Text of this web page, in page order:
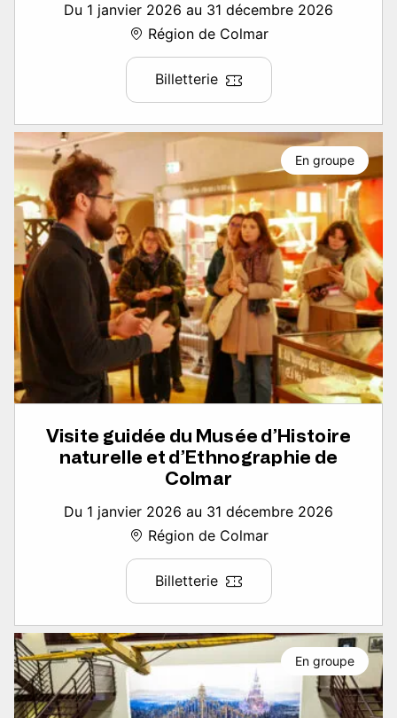
Du 1 janvier 2026 au 31 décembre 2026
Région de Colmar
Billetterie
Visite guidée du Musée d’Histoire
naturelle et d’Ethnographie de
Colmar
Du 1 janvier 2026 au 31 décembre 2026
Région de Colmar
Billetterie
En groupe
En groupe